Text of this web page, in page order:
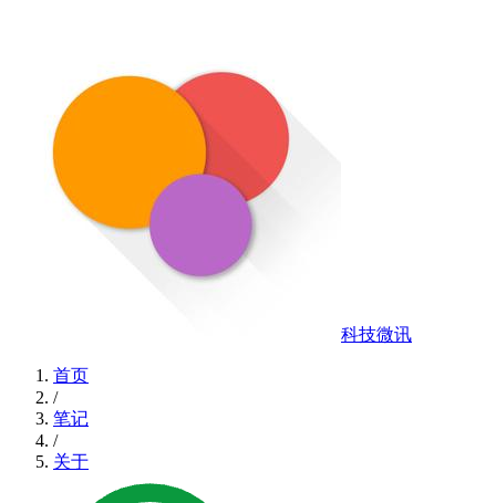
科技微讯
首页
/
笔记
/
关于